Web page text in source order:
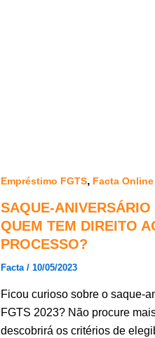
Empréstimo FGTS, Facta Online
SAQUE-ANIVERSÁRIO
QUEM TEM DIREITO
PROCESSO?
Facta / 10/05/2023
Ficou curioso sobre o saque-
FGTS 2023? Não procure
descobrirá os critérios de